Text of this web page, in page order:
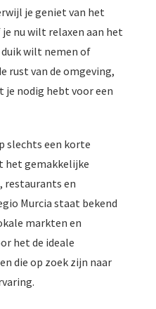
je geniet van het
nu wilt relaxen aan het
duik wilt nemen of
rust van de omgeving,
je nodig hebt voor een
slechts een korte
het gemakkelijke
restaurants en
Murcia staat bekend
markten en
het de ideale
die op zoek zijn naar